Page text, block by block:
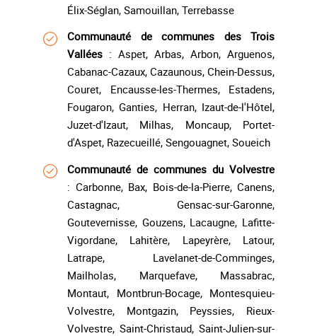
Élix-Séglan, Samouillan, Terrebasse
Communauté de communes des Trois
Vallées : Aspet, Arbas, Arbon, Arguenos,
Cabanac-Cazaux, Cazaunous, Chein-Dessus,
Couret, Encausse-les-Thermes, Estadens,
Fougaron, Ganties, Herran, Izaut-de-l'Hôtel,
Juzet-d'Izaut, Milhas, Moncaup, Portet-
d'Aspet, Razecueillé, Sengouagnet, Soueich
Communauté de communes du Volvestre
: Carbonne, Bax, Bois-de-la-Pierre, Canens,
Castagnac, Gensac-sur-Garonne,
Goutevernisse, Gouzens, Lacaugne, Lafitte-
Vigordane, Lahitère, Lapeyrère, Latour,
Latrape, Lavelanet-de-Comminges,
Mailholas, Marquefave, Massabrac,
Montaut, Montbrun-Bocage, Montesquieu-
Volvestre, Montgazin, Peyssies, Rieux-
Volvestre, Saint-Christaud, Saint-Julien-sur-